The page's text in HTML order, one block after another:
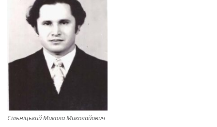
Сільніцький Микола Миколайович